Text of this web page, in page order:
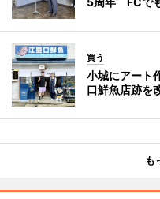
買う
小城にアート
口鮮魚店跡を
も